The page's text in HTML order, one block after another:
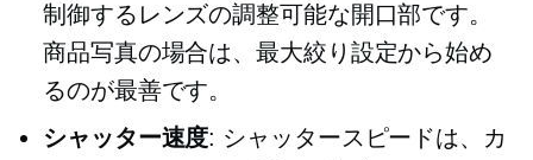
制御するレンズの調整可能な開口部です。
商品写真の場合は、最大絞り設定から始め
るのが最善です。
シャッター速度: シャッタースピードは、カ